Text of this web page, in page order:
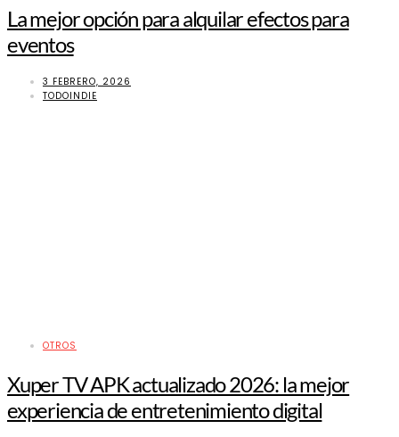
La mejor opción para alquilar efectos para
eventos
3 FEBRERO, 2026
TODOINDIE
OTROS
Xuper TV APK actualizado 2026: la mejor
experiencia de entretenimiento digital